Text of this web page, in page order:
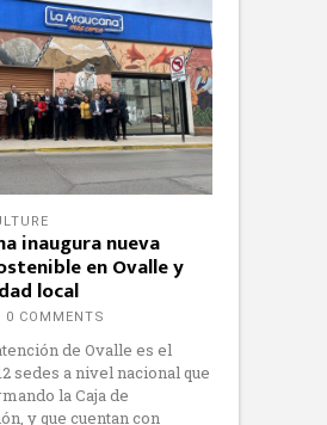
inaugura nueva
en Ovalle y
local
0 COMMENTS
de Ovalle es el
sedes a nivel nacional que
la Caja de
y que cuentan con